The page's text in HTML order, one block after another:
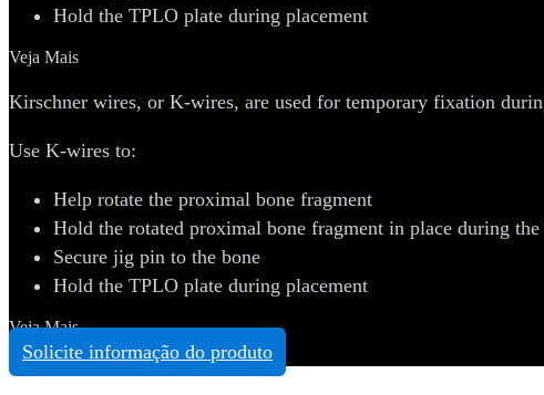
Hold the TPLO plate during placement
Veja Mais
Kirschner wires, or K-wires, are used for temporary fixation
Use K-wires to:
Help rotate the proximal bone fragment
Hold the rotated proximal bone fragment in place during
Secure jig pin to the bone
Hold the TPLO plate during placement
Veja Mais
Solicite informação do produto